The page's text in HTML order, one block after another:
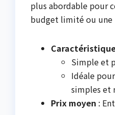
plus abordable pour
budget limité ou
Simple et
Idéale
simples et
Prix moyen :